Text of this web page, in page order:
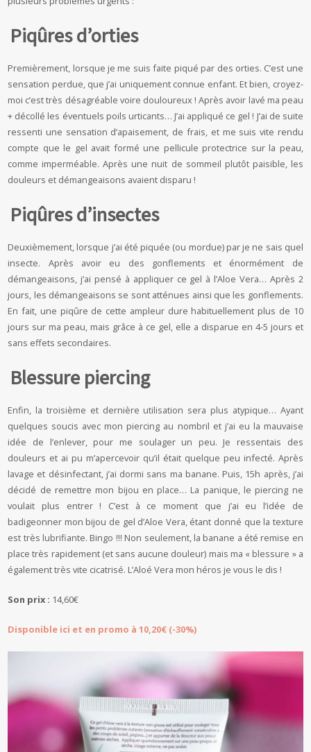
Piqûres d’orties
Premièrement, lorsque je me suis faite piqué par des orties. C’est une
sensation perdue, que j’ai uniquement connue enfant. Et bien, croyez-
moi c’est très désagréable voire douloureux ! Après avoir lavé ma peau
+ décollé les éventuels poils urticants… J’ai appliqué ce gel ! J’ai de suite
ressenti une sensation d’apaisement, de frais, et me suis vite rendu
compte que le gel avait formé une pellicule protectrice sur la peau,
comme imperméable. Après une nuit de sommeil plutôt paisible, les
douleurs et démangeaisons avaient disparu !
Piqûres d’insectes
Deuxièmement, lorsque j’ai été piquée (ou mordue) par je ne sais quel
insecte. Après avoir eu des gonflements et énormément de
démangeaisons, j’ai pensé à appliquer ce gel à l’Aloe Vera… Après 2
jours, les démangeaisons se sont atténues ainsi que les gonflements.
En fait, une piqûre de cette ampleur dure habituellement plus de 10
jours sur ma peau, mais grâce à ce gel, elle a disparue en 4-5 jours et
sans effets secondaires.
Blessure piercing
Enfin, la troisième et dernière utilisation sera plus atypique… Ayant
quelques soucis avec mon piercing au nombril et j’ai eu la mauvaise
idée de l’enlever, pour me soulager un peu. Je ressentais des
douleurs et ai pu m’apercevoir qu’il était quelque peu infecté. Après
lavage et désinfectant, j’ai dormi sans ma banane. Puis, 15h après, j’ai
décidé de remettre mon bijou en place… La panique, le piercing ne
voulait plus entrer ! C’est à ce moment que j’ai eu l’idée de
badigeonner mon bijou de gel d’Aloe Vera, étant donné que la texture
est très lubrifiante. Bingo !!! Non seulement, la banane a été remise en
place très rapidement (et sans aucune douleur) mais ma « blessure » a
également très vite cicatrisé. L’Aloé Vera mon héros je vous le dis !
Son prix : 14,60€
Disponible ici et en promo à 10,20€ (-30%)